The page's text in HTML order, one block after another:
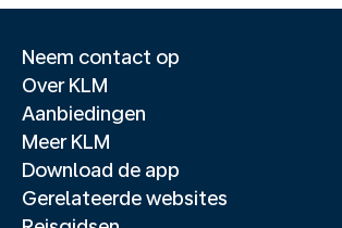
Neem contact op
Over KLM
Aanbiedingen
Meer KLM
Download de app
Gerelateerde websites